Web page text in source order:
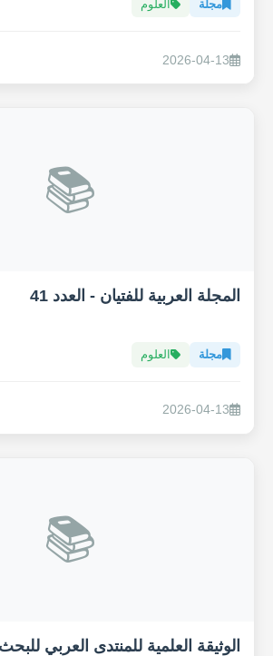
مجلة العلوم
2026-04-13
📚
المجلة العربية للفتيان - العدد 41
مجلة العلوم
2026-04-13
📚
الوثيقة العلمية للمنتدى العربي